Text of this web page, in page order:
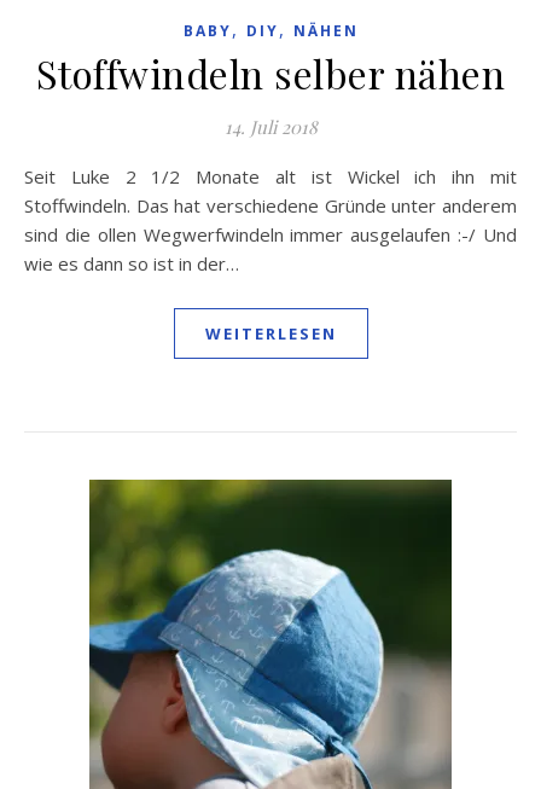
BABY, DIY, NÄHEN
Stoffwindeln selber nähen
14. Juli 2018
Seit Luke 2 1/2 Monate alt ist Wickel ich ihn mit
Stoffwindeln. Das hat verschiedene Gründe unter anderem
sind die ollen Wegwerfwindeln immer ausgelaufen :-/ Und
wie es dann so ist in der…
WEITERLESEN